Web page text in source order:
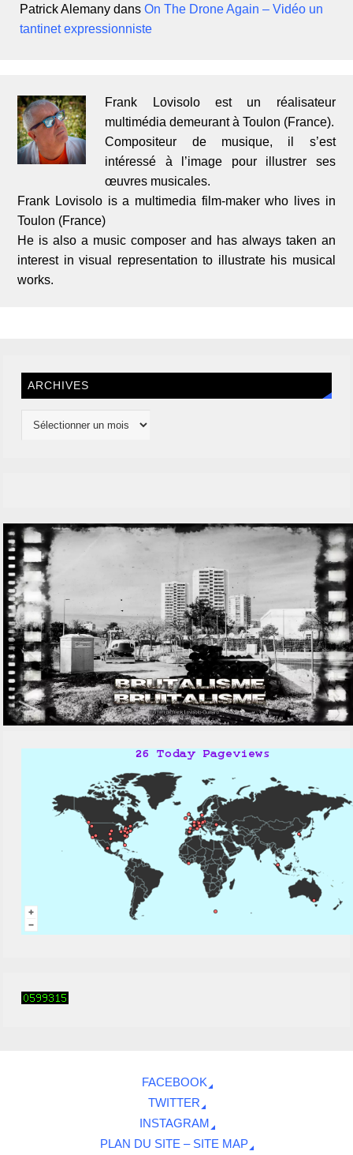
Patrick Alemany dansOn The Drone Again – Vidéo un
tantinet expressionniste
Frank Lovisolo est un réalisateur
multimédia demeurant à Toulon (France).
Compositeur de musique, il s’est
intéressé à l’image pour illustrer ses
œuvres musicales.
Frank Lovisolo is a multimedia film-maker who lives in
Toulon (France)
He is also a music composer and has always taken an
interest in visual representation to illustrate his musical
works.
ARCHIVES
FACEBOOK
TWITTER
INSTAGRAM
PLAN DU SITE – SITE MAP